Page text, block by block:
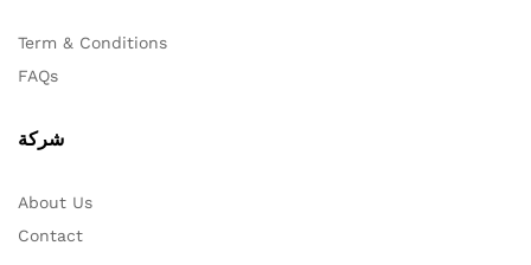
Term & Conditions
FAQs
شركة
About Us
Contact